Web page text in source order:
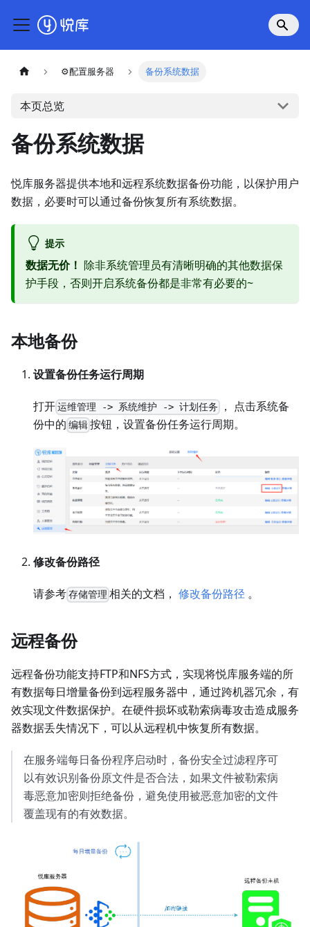
⚙️配置服务器 备份系统数据
本页总览
备份系统数据
悦库服务器提供本地和远程系统数据备份功能，以保护用户
数据，必要时可以通过备份恢复所有系统数据。
提示
数据无价！ 除非系统管理员有清晰明确的其他数据保
护手段，否则开启系统备份都是非常有必要的~
本地备份
设置备份任务运行周期
打开运维管理 -> 系统维护 -> 计划任务
， 点击系统备
份中的 编辑 按钮，设置备份任务运行周期。
修改备份路径
请参考存储管理 相关的文档，修改备份路径 。
远程备份
远程备份功能支持FTP和NFS方式，实现将悦库服务端的所
有数据每日增量备份到远程服务器中，通过跨机器冗余，有
效实现文件数据保护。在硬件损坏或勒索病毒攻击造成服务
器数据丢失情况下，可以从远程机中恢复所有数据。
在服务端每日备份程序启动时，备份安全过滤程序可
以有效识别备份原文件是否合法，如果文件被勒索病
毒恶意加密则拒绝备份，避免使用被恶意加密的文件
覆盖现有的有效数据。